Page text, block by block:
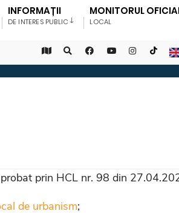
INFORMAȚII
DE INTERES PUBLIC
MONITORUL
LOCAL
prin HCL nr. 98 din
de urbanism;